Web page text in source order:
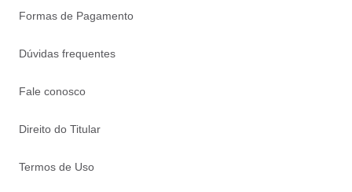
Formas de Pagamento
Dúvidas frequentes
Fale conosco
Direito do Titular
Termos de Uso